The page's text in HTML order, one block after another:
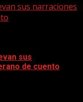
sus narraciones
sus
de cuento